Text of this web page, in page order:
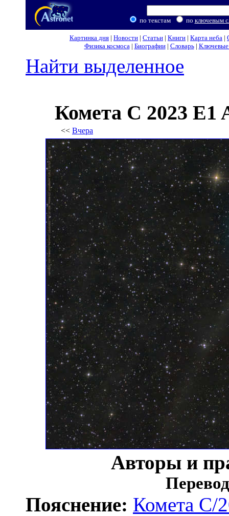
по текстам по ключевым
Картинка дня | Новости | Статьи | Книги | Карта неба |
Физика космоса| Биографии| Словарь| Ключевые
Найти выделенное
Комета C 2023 E1
<< Вчера
Авторы и
Пояснение: Комета C/